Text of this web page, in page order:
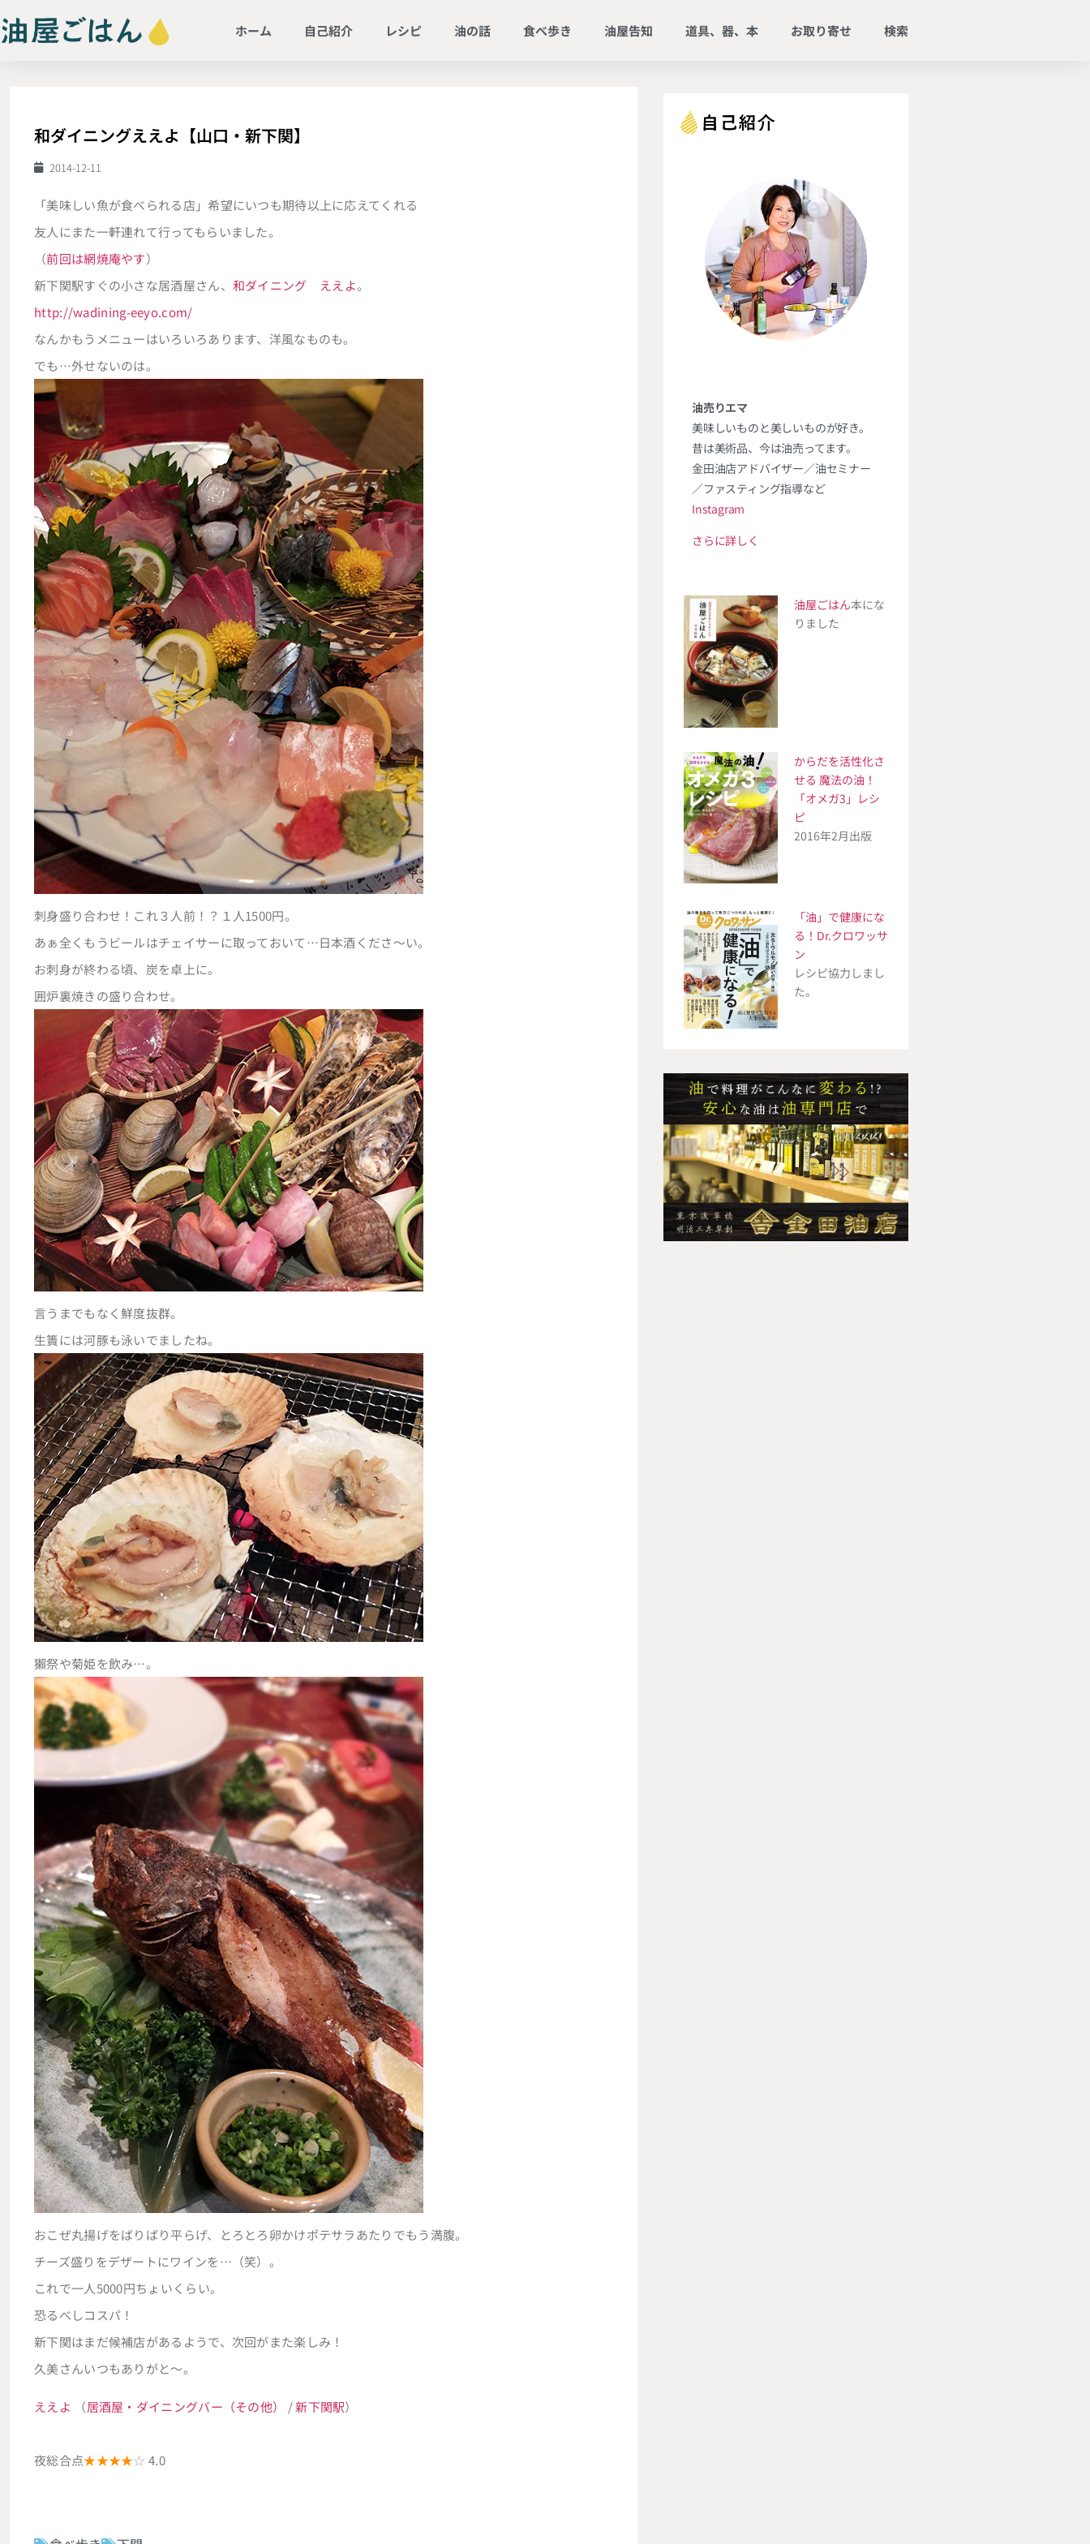
ホーム 自己紹介 レシピ 油の話 食べ歩き 油屋告知 道具、器、本 お取り寄せ 検索
和ダイニングええよ【山口・新下関】
2014-12-11
「美味しい魚が食べられる店」希望にいつも期待以上に応えてくれる
友人にまた一軒連れて行ってもらいました。
（前回は網焼庵やす）
新下関駅すぐの小さな居酒屋さん、 和ダイニング ええよ。
http://wadining-eeyo.com/
なんかもうメニューはいろいろあります、洋風なものも。
でも…外せないのは。
刺身盛り合わせ！これ３人前！？１人1500円。
あぁ全くもうビールはチェイサーに取っておいて…日本酒くださ～い。
お刺身が終わる頃、炭を卓上に。
囲炉裏焼きの盛り合わせ。
言うまでもなく鮮度抜群。
生簀には河豚も泳いでましたね。
獺祭や菊姫を飲み…。
おこぜ丸揚げをばりばり平らげ、とろとろ卵かけポテサラあたりでもう満腹。
チーズ盛りをデザートにワインを…（笑）。
これで一人5000円ちょいくらい。
恐るべしコスパ！
新下関はまだ候補店があるようで、次回がまた楽しみ！
久美さんいつもありがと～。
ええよ （居酒屋・ダイニングバー（その他） /新下関駅）
夜総合点★★★★☆ 4.0
油売りエマ
美味しいものと美しいものが好き。
昔は美術品、今は油売ってます。
金田油店アドバイザー／油セミナー
／ファスティング指導など
Instagram
さらに詳しく
油屋ごはん本にな
りました
からだを活性化さ
せる 魔法の油！
「オメガ3」レシ
ピ
2016年2月出版
「油」で健康にな
る！Dr.クロワッサ
ン
レシピ協力しまし
た。